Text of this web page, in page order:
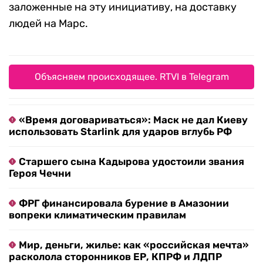
заложенные на эту инициативу, на доставку
людей на Марс.
Объясняем происходящее. RTVI в Telegram
«Время договариваться»: Маск не дал Киеву
использовать Starlink для ударов вглубь РФ
Старшего сына Кадырова удостоили звания
Героя Чечни
ФРГ финансировала бурение в Амазонии
вопреки климатическим правилам
Мир, деньги, жилье: как «российская мечта»
расколола сторонников ЕР, КПРФ и ЛДПР